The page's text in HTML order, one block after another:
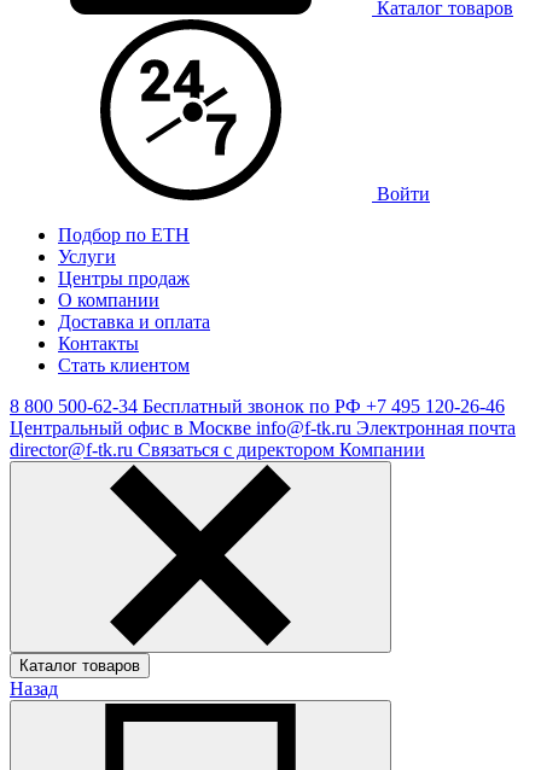
Каталог товаров
Войти
Подбор по ЕТН
Услуги
Центры продаж
О компании
Доставка и оплата
Контакты
Стать клиентом
8 800 500-62-34 Бесплатный звонок по РФ +7 495 120-26-46
Центральный офис в Москве info@f-tk.ru Электронная почта
director@f-tk.ru Связаться с директором Компании
Каталог товаров
Назад